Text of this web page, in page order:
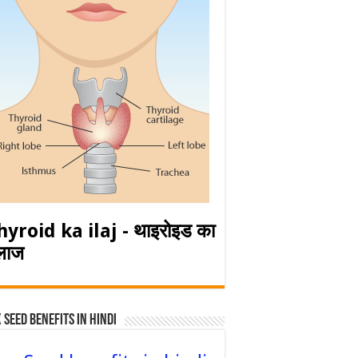
ka ilaj - थाइरोइड का
Seed Benefits in hindi